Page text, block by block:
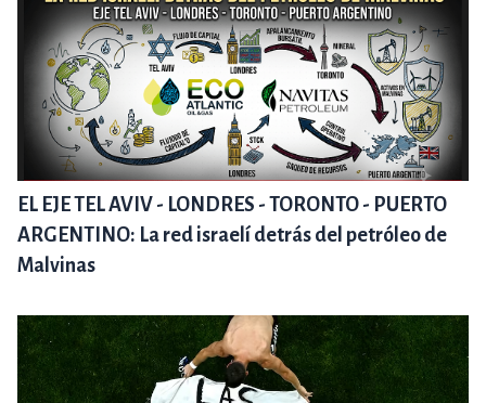
EL EJE TEL AVIV - LONDRES - TORONTO - PUERTO
ARGENTINO: La red israelí detrás del petróleo de
Malvinas